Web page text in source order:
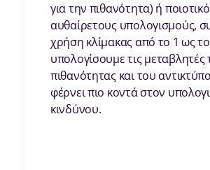
για την πιθανότητα) ή
αυθαίρετους υπολογισμούς,
χρήση κλίμακας από το 1 ως
υπολογίσουμε τις μεταβλητές
πιθανότητας και του
φέρνει πιο κοντά στον
κινδύνου.